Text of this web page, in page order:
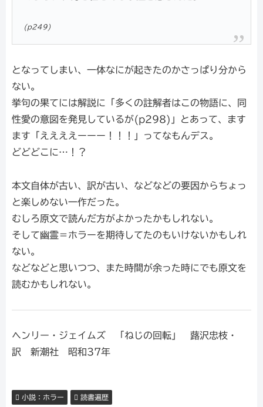
(p249)
となってしまい、一体なにが起きたのかさっぱり分から
ない。
挙句の果てには解説に「多くの註解者はこの物語に、同
性愛の意図を発見しているが(p298)」とあって、ます
ます「ええええーーー！！！」ってなもんデス。
どどどこに…！？
本文自体が古い、訳が古い、などなどの要因からちょっ
と楽しめない一作だった。
むしろ原文で読んだ方がよかったかもしれない。
そして幽霊＝ホラーを期待してたのもいけないかもしれ
ない。
などなどと思いつつ、また時間が余った時にでも原文を
読むかもしれない。
ヘンリー・ジェイムズ 「ねじの回転」 蕗沢忠枝・
訳 新潮社 昭和37年
小説：ホラー 読書遍歴